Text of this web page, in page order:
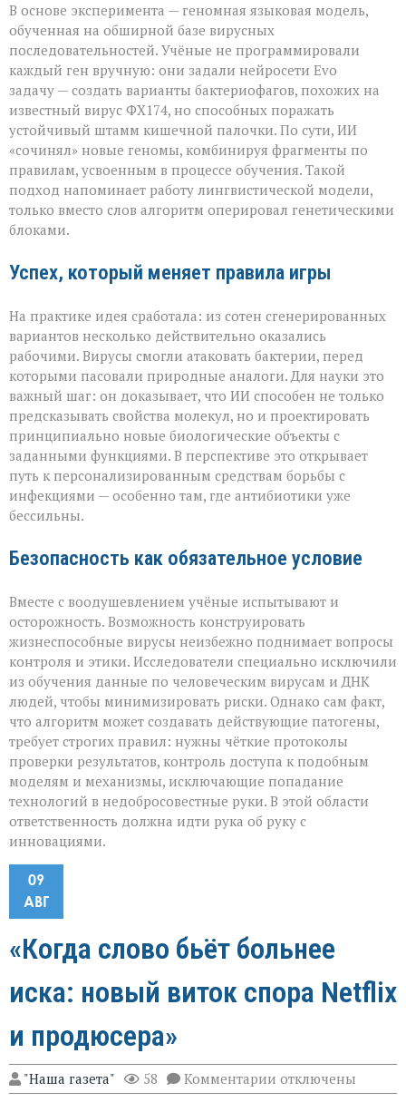
В основе эксперимента — геномная языковая модель,
обученная на обширной базе вирусных
последовательностей. Учёные не программировали
каждый ген вручную: они задали нейросети Evo
задачу — создать варианты бактериофагов, похожих на
известный вирус ФХ174, но способных поражать
устойчивый штамм кишечной палочки. По сути, ИИ
«сочинял» новые геномы, комбинируя фрагменты по
правилам, усвоенным в процессе обучения. Такой
подход напоминает работу лингвистической модели,
только вместо слов алгоритм оперировал генетическими
блоками.
Успех, который меняет правила игры
На практике идея сработала: из сотен сгенерированных
вариантов несколько действительно оказались
рабочими. Вирусы смогли атаковать бактерии, перед
которыми пасовали природные аналоги. Для науки это
важный шаг: он доказывает, что ИИ способен не только
предсказывать свойства молекул, но и проектировать
принципиально новые биологические объекты с
заданными функциями. В перспективе это открывает
путь к персонализированным средствам борьбы с
инфекциями — особенно там, где антибиотики уже
бессильны.
Безопасность как обязательное условие
Вместе с воодушевлением учёные испытывают и
осторожность. Возможность конструировать
жизнеспособные вирусы неизбежно поднимает вопросы
контроля и этики. Исследователи специально исключили
из обучения данные по человеческим вирусам и ДНК
людей, чтобы минимизировать риски. Однако сам факт,
что алгоритм может создавать действующие патогены,
требует строгих правил: нужны чёткие протоколы
проверки результатов, контроль доступа к подобным
моделям и механизмы, исключающие попадание
технологий в недобросовестные руки. В этой области
ответственность должна идти рука об руку с
инновациями.
09
АВГ
«Когда слово бьёт больнее
иска: новый виток спора Netflix
и продюсера»
"Наша газета" 58 Комментарии к
записи
отключены